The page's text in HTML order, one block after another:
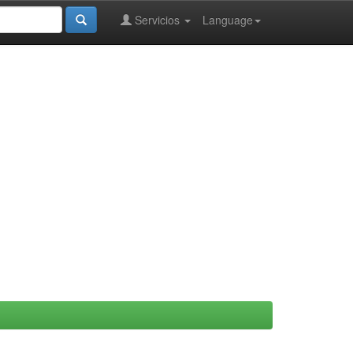
Language
Servicios